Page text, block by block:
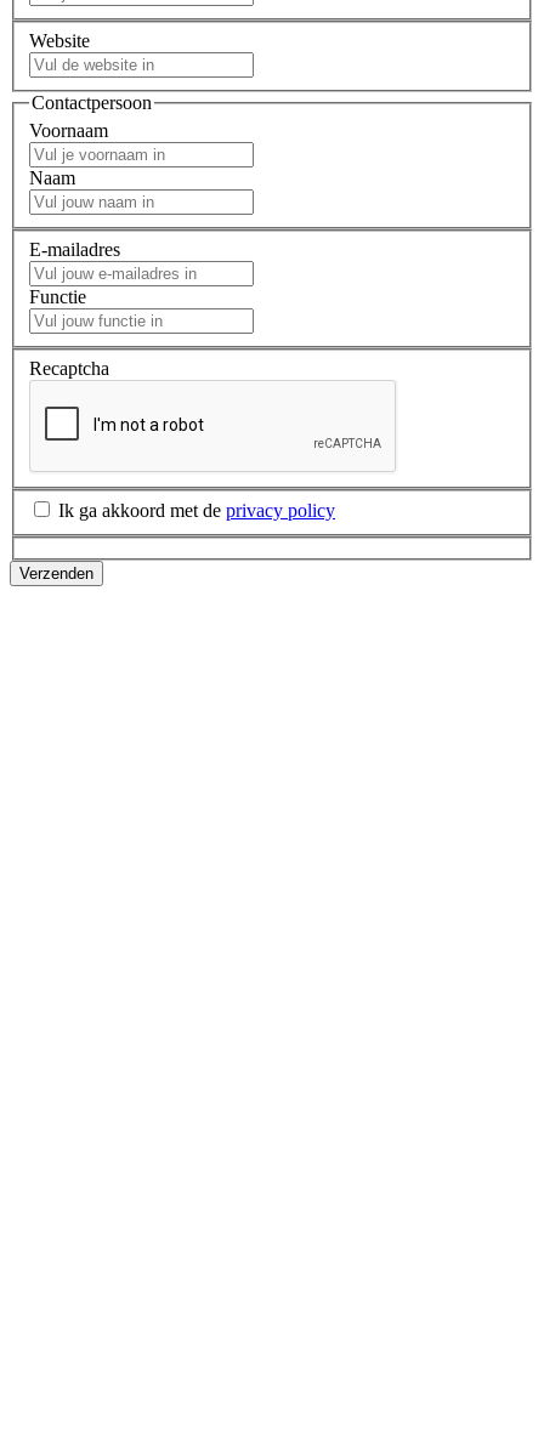
Website
Contactpersoon
Voornaam
Naam
E-mailadres
Functie
Recaptcha
Ik ga akkoord met de privacy policy